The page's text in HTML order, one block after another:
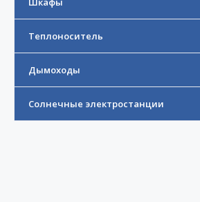
Теплоноситель
Дымоходы
Солнечные электростанции